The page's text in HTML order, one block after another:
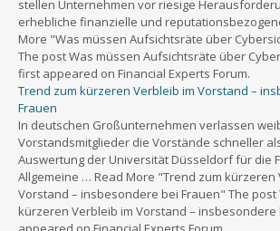
stellen Unternehmen vor riesige
erhebliche finanzielle und
More "Was müssen Aufsichtsräte über
The post Was müssen Aufsichtsräte über
first appeared on Financial Experts Forum.
Trend zum kürzeren Verbleib im Vorstand –
Frauen
In deutschen Großunternehmen verlassen
Vorstandsmitglieder die Vorstände schneller
Auswertung der Universität Düsseldorf für die
Allgemeine … Read More "Trend zum kürzeren
Vorstand – insbesondere bei Frauen" The post
kürzeren Verbleib im Vorstand –